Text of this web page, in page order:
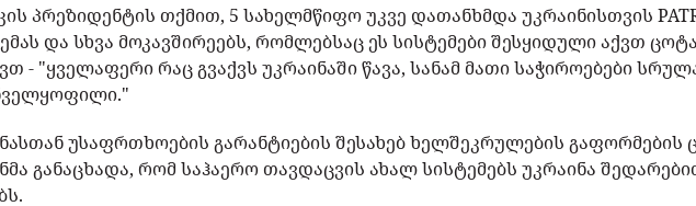
პრეზიდენტის თქმით, 5 სახელმწიფო უკვე დათანხმდა უკრაინისთვის
და სხვა მოკავშირეებს, რომლებსაც ეს სისტემები შესყიდული აქვთ
- "ყველაფერი რაც გვაქვს უკრაინაში წავა, სანამ მათი საჭიროებები
უსაფრთხოების გარანტიების შესახებ ხელშეკრულების გაფორმების
განაცხადა, რომ საჰაერო თავდაცვის ახალ სისტემებს უკრაინა